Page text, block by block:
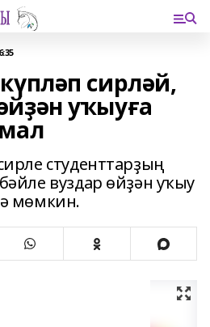
сирләй,
уҡыуға
студенттарҙың
вуздар өйҙән уҡыу
мөмкин.